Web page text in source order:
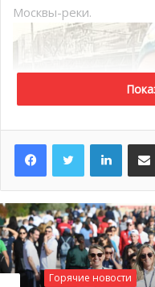
Москвы-реки.
«Это незабываемый
факел с олимпийским
делаю уже восьмой раз,
Горячие новости